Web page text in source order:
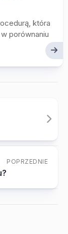
która
porównaniu
POPRZEDNIE